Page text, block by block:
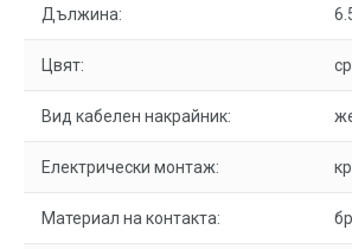
Дължина:
Цвят:
Вид кабелен накрайник:
Електрически монтаж:
Материал на контакта: